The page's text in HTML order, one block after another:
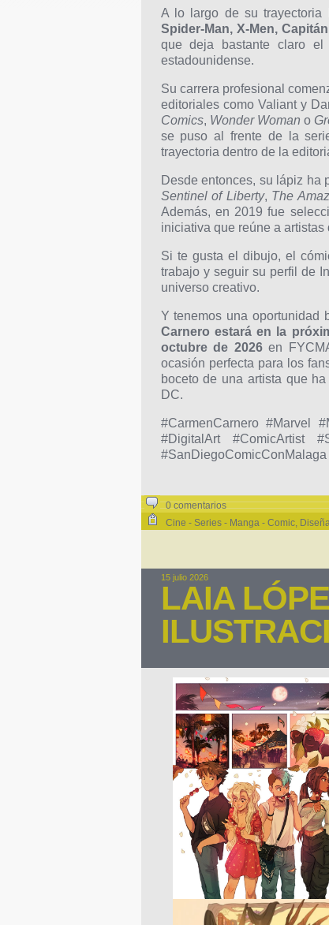
A lo largo de su trayectoria
Spider-Man, X-Men,
que deja bastante claro
estadounidense.
Su carrera profesional
editoriales como Valiant y
Comics, Wonder Woman o
se puso al frente de la
trayectoria dentro de la
Desde entonces, su lápiz ha
Sentinel of Liberty, The
Además, en 2019 fue
iniciativa que reúne a
Si te gusta el dibujo, el
trabajo y seguir su perfil de
universo creativo.
Y tenemos una oportunidad
Carnero estará en la
octubre de 2026en
ocasión perfecta para los
boceto de una artista que
DC.
#CarmenCarnero #Marvel
#DigitalArt #ComicArtist
0 comentarios
Cine - Series - Manga - Comic,
15 julio 2026
LAIA